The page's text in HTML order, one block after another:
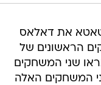
את דאלאס
הראשונים של
שני המשחקים
המשחקים האלה